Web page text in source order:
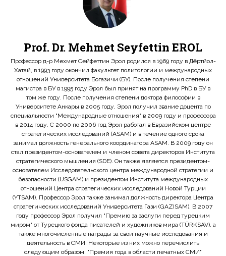
Prof. Dr. Mehmet Seyfettin EROL
Профессор д-р Мехмет Сейфеттин Эрол родился в 1969 году в Дёртйол-
Хатай, в 1993 году окончил факультет политологии и международных
отношений Университета Богазичи (БУ). После получения степени
магистра в БУ в 1995 году Эрол был принят на программу PhD в БУ в
том же году. После получения степени доктора философии в
Университете Анкары в 2005 году, Эрол получил звание доцента по
специальности "Международные отношения" в 2009 году и профессора
в 2014 году. С 2000 по 2006 год Эрол работал в Евразийском центре
стратегических исследований (ASAM) и в течение одного срока
занимал должность генерального координатора ASAM. В 2009 году он
стал президентом-основателем и членом совета директоров Института
стратегического мышления (SDE). Он также является президентом-
основателем Исследовательского центра международной стратегии и
безопасности (USGAM) и президентом Института международных
отношений Центра стратегических исследований Новой Турции
(YTSAM). Профессор Эрол также занимал должность директора Центра
стратегических исследований Университета Гази (GAZISAM). В 2007
году профессор Эрол получил "Премию за заслуги перед турецким
миром" от Турецкого фонда писателей и художников мира (TÜRKSAV), а
также многочисленные награды за свои научные исследования и
деятельность в СМИ. Некоторые из них можно перечислить
следующим образом: "Премия года в области печатных СМИ"